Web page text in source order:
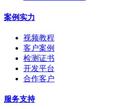
案例实力
视频教程
客户案例
检测证书
开发平台
合作客户
服务支持